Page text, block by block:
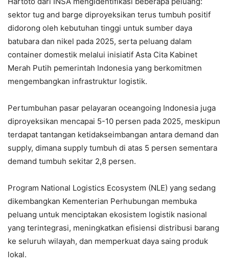
sektor tug and barge diproyeksikan terus tumbuh positif
didorong oleh kebutuhan tinggi untuk sumber daya
batubara dan nikel pada 2025, serta peluang dalam
container domestik melalui inisiatif Asta Cita Kabinet
Merah Putih pemerintah Indonesia yang berkomitmen
mengembangkan infrastruktur logistik.
Pertumbuhan pasar pelayaran oceangoing Indonesia juga
diproyeksikan mencapai 5-10 persen pada 2025, meskipun
terdapat tantangan ketidakseimbangan antara demand dan
supply, dimana supply tumbuh di atas 5 persen sementara
demand tumbuh sekitar 2,8 persen.
Program National Logistics Ecosystem (NLE) yang sedang
dikembangkan Kementerian Perhubungan membuka
peluang untuk menciptakan ekosistem logistik nasional
yang terintegrasi, meningkatkan efisiensi distribusi barang
ke seluruh wilayah, dan memperkuat daya saing produk
lokal.